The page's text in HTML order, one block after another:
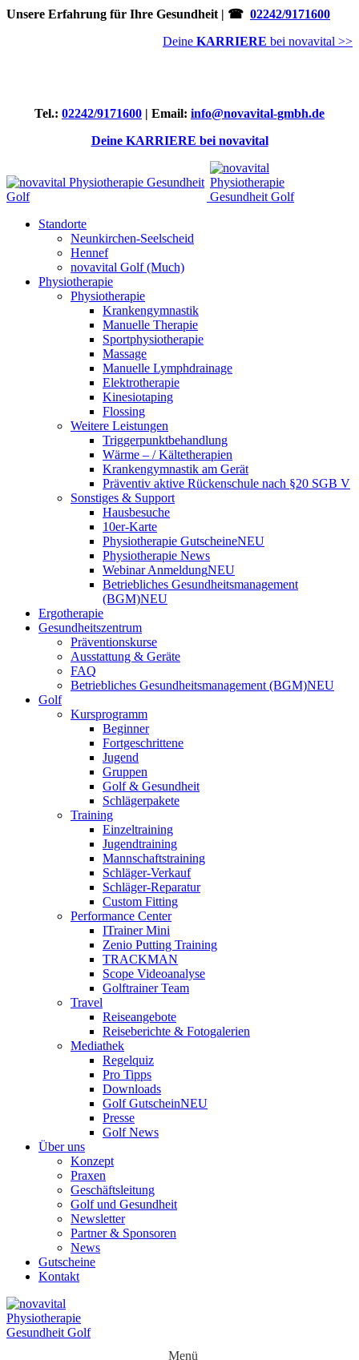
Unsere Erfahrung für Ihre Gesundheit | ☎ 02242/9171600
Deine KARRIERE bei novavital >>
Tel.: 02242/9171600 | Email: info@novavital-gmbh.de
Deine KARRIERE bei novavital
Standorte
Neunkirchen-Seelscheid
Hennef
novavital Golf (Much)
Physiotherapie
Physiotherapie
Krankengymnastik
Manuelle Therapie
Sportphysiotherapie
Massage
Manuelle Lymphdrainage
Elektrotherapie
Kinesiotaping
Flossing
Weitere Leistungen
Triggerpunktbehandlung
Wärme – / Kältetherapien
Krankengymnastik am Gerät
Präventiv aktive Rückenschule nach §20 SGB V
Sonstiges & Support
Hausbesuche
10er-Karte
Physiotherapie GutscheineNEU
Physiotherapie News
Webinar AnmeldungNEU
Betriebliches Gesundheitsmanagement
(BGM)NEU
Ergotherapie
Gesundheitszentrum
Präventionskurse
Ausstattung & Geräte
FAQ
Betriebliches Gesundheitsmanagement (BGM)NEU
Golf
Kursprogramm
Beginner
Fortgeschrittene
Jugend
Gruppen
Golf & Gesundheit
Schlägerpakete
Training
Einzeltraining
Jugendtraining
Mannschaftstraining
Schläger-Verkauf
Schläger-Reparatur
Custom Fitting
Performance Center
ITrainer Mini
Zenio Putting Training
TRACKMAN
Scope Videoanalyse
Golftrainer Team
Travel
Reiseangebote
Reiseberichte & Fotogalerien
Mediathek
Regelquiz
Pro Tipps
Downloads
Golf GutscheinNEU
Presse
Golf News
Über uns
Konzept
Praxen
Geschäftsleitung
Golf und Gesundheit
Newsletter
Partner & Sponsoren
News
Gutscheine
Kontakt
Menü